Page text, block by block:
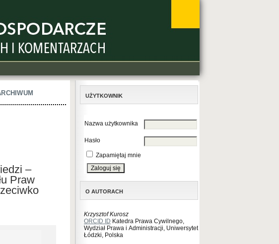
UŻYTKOWNIK
Nazwa użytkownika
Hasło
Zapamiętaj mnie
O AUTORACH
Krzysztof Kurosz
ORCID ID Katedra Prawa Cywilnego,
Wydział Prawa i Administracji, Uniwersytet
Łódzki, Polska
–
Praw